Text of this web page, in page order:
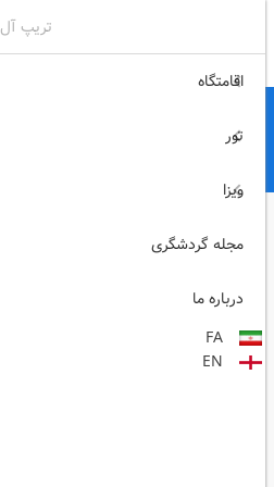
02171117717
تریپ آل
اقامتگاه
تور
ویزا
مجله گردشگری
درباره ما
FA
EN